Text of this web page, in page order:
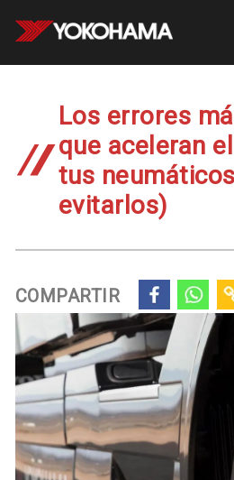
Los errores
que aceleran
tus
evitarlos)
COMPARTIR